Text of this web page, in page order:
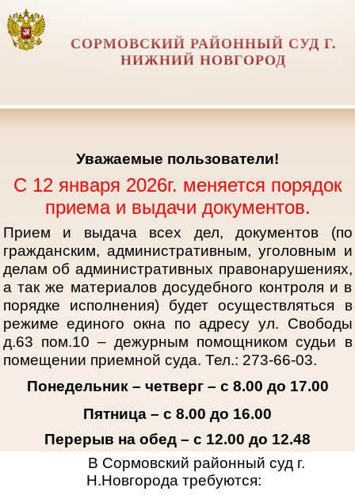
СОРМОВСКИЙ РАЙОННЫЙ СУД Г.
НИЖНИЙ НОВГОРОД
Уважаемые пользователи!
С 12 января 2026г. меняется порядок
приема и выдачи документов.
Прием и выдача всех дел, документов (по
гражданским, административным, уголовным и
делам об административных правонарушениях,
а так же материалов досудебного контроля и в
порядке исполнения) будет осуществляться в
режиме единого окна по адресу ул. Свободы
д.63 пом.10 – дежурным помощником судьи в
помещении приемной суда. Тел.: 273-66-03.
Понедельник – четверг – с 8.00 до 17.00
Пятница – с 8.00 до 16.00
Перерыв на обед – с 12.00 до 12.48
В Сормовский районный суд г.
Н.Новгорода требуются: